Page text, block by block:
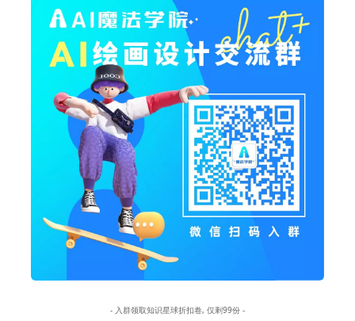
- 入群领取知识星球折扣卷, 仅剩99份 -